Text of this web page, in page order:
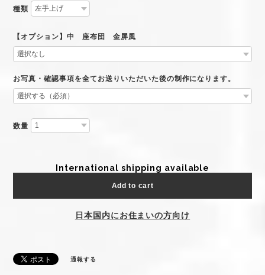
種類
【オプション】中 座布団 金屏風
お写真・確認事項を全てお送りいただいた後の制作になります。
数量
International shipping available
Add to cart
日本国内にお住まいの方向け
通報する